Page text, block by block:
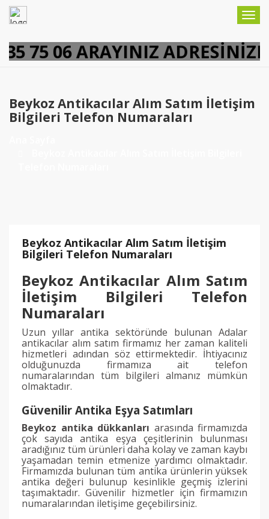
75 06 ARAYINIZ ADRESİNİZE
Beykoz Antikacılar Alım Satım İletişim
Bilgileri Telefon Numaraları
Beykoz Antikacılar Alım Satım İletişim
Bilgileri Telefon Numaraları
Beykoz Antikacılar Alım Satım
İletişim Bilgileri Telefon
Numaraları
Uzun yıllar antika sektöründe bulunan Adalar
antikacılar alım satım firmamız her zaman kaliteli
hizmetleri adından söz ettirmektedir. İhtiyacınız
olduğunuzda firmamıza ait telefon
numaralarından tüm bilgileri almanız mümkün
olmaktadır.
Güvenilir Antika Eşya Satımları
Beykoz antika dükkanları arasında firmamızda
çok sayıda antika eşya çeşitlerinin bulunması
aradığınız tüm ürünleri daha kolay ve zaman kaybı
yaşamadan temin etmenize yardımcı olmaktadır.
Firmamızda bulunan tüm antika ürünlerin yüksek
antika değeri bulunup kesinlikle geçmiş izlerini
taşımaktadır. Güvenilir hizmetler için firmamızın
numaralarından iletişime geçebilirsiniz.